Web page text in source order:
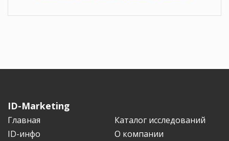
ID-Marketing
Главная
Каталог исследований
ID-инфо
О компании